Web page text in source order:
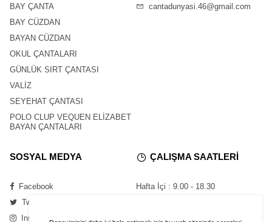
BAY ÇANTA
BAY CÜZDAN
BAYAN CÜZDAN
OKUL ÇANTALARI
GÜNLÜK SIRT ÇANTASI
VALİZ
SEYEHAT ÇANTASI
POLO CLUP VEQUEN ELİZABET
BAYAN ÇANTALARI
cantadunyasi.46@gmail.com
SOSYAL MEDYA
Facebook
Twitter
Instagram
ÇALIŞMA SAATLERİ
Hafta İçi : 9.00 - 18.30
Pazar : Kapalı